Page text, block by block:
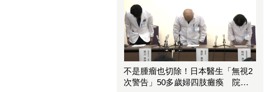
不是腫瘤也切除！日本醫生「無視2
次警告」50多歲婦四肢癱瘓 院方